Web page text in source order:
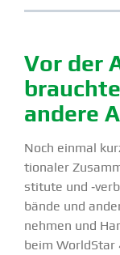
Vor der
andere
Noch einmal
tio­naler
stitute und
bände und
nehmen und
beim WorldStar